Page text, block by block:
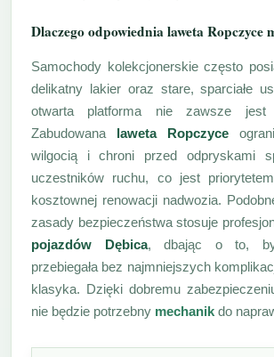
Dlaczego odpowiednia laweta Ropczyce
Samochody kolekcjonerskie często
delikatny lakier oraz stare, sparciałe
otwarta platforma nie zawsze jest
Zabudowana laweta Ropczyce
wilgocią i chroni przed odpryskami
uczestników ruchu, co jest
kosztownej renowacji nadwozia.
zasady bezpieczeństwa stosuje
pojazdów Dębica, dbając o to,
przebiegała bez najmniejszych
klasyka. Dzięki dobremu
nie będzie potrzebny mechanik do